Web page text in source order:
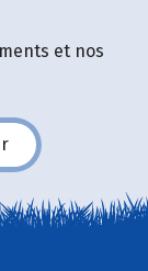
et nos